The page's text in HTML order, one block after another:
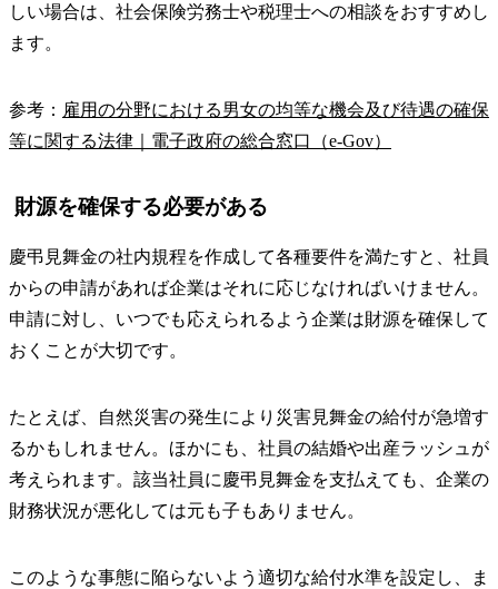
しい場合は、社会保険労務士や税理士への相談をおすすめし
ます。
参考： 雇用の分野における男女の均等な機会及び待遇の確保
等に関する法律｜電子政府の総合窓口（e-Gov）
財源を確保する必要がある
慶弔見舞金の社内規程を作成して各種要件を満たすと、社員
からの申請があれば企業はそれに応じなければいけません。
申請に対し、いつでも応えられるよう企業は財源を確保して
おくことが大切です。
たとえば、自然災害の発生により災害見舞金の給付が急増す
るかもしれません。ほかにも、社員の結婚や出産ラッシュが
考えられます。該当社員に慶弔見舞金を支払えても、企業の
財務状況が悪化しては元も子もありません。
このような事態に陥らないよう適切な給付水準を設定し、ま